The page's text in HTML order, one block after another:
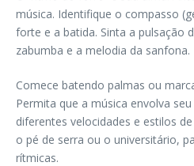
música. Identifique o compasso
forte e a batida. Sinta a pulsação
zabumba e a melodia da sanfona.
Comece batendo palmas ou
Permita que a música envolva
diferentes velocidades e estilos
o pé de serra ou o universitário,
rítmicas.